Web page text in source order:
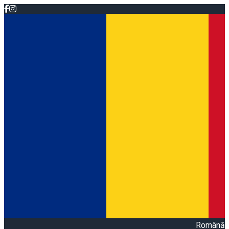
Română